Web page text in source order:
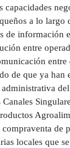
a lo largo
de información
entre
entre
de que ya han
de
locales que